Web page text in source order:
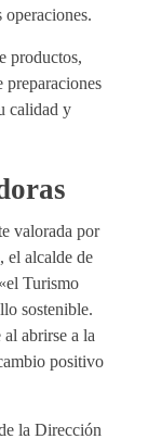
productos,
preparaciones
calidad y
valorada por
el alcalde de
Turismo
sostenible.
abrirse a la
positivo
la Dirección